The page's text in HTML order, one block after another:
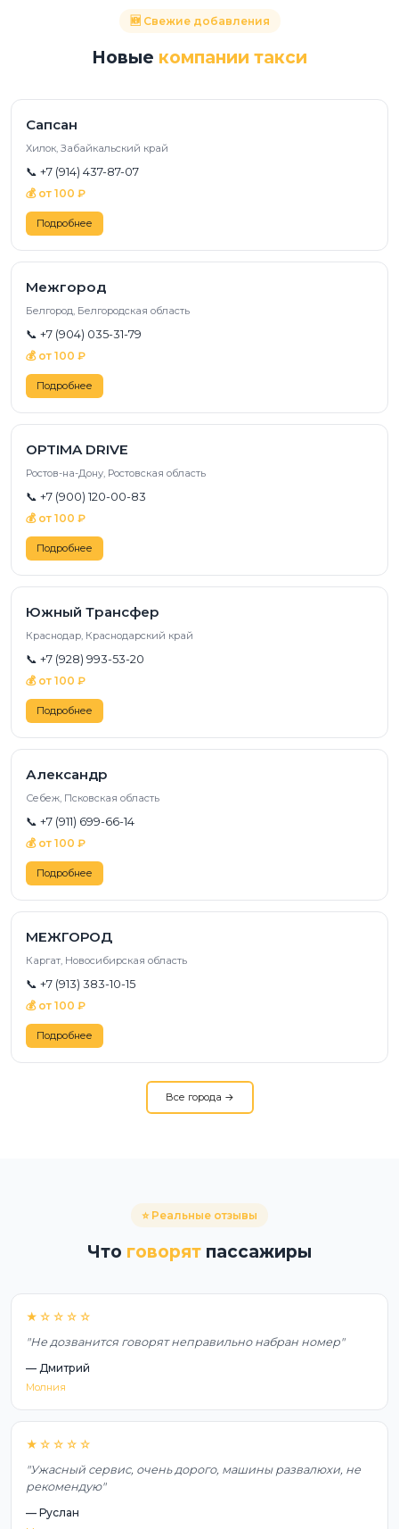
🆕 Свежие добавления
Новые компании такси
Сапсан
Хилок, Забайкальский край
📞 +7 (914) 437-87-07
💰 от 100 ₽
Подробнее
Межгород
Белгород, Белгородская область
📞 +7 (904) 035-31-79
💰 от 100 ₽
Подробнее
OPTIMA DRIVE
Ростов-на-Дону, Ростовская область
📞 +7 (900) 120-00-83
💰 от 100 ₽
Подробнее
Южный Трансфер
Краснодар, Краснодарский край
📞 +7 (928) 993-53-20
💰 от 100 ₽
Подробнее
Александр
Себеж, Псковская область
📞 +7 (911) 699-66-14
💰 от 100 ₽
Подробнее
МЕЖГОРОД
Каргат, Новосибирская область
📞 +7 (913) 383-10-15
💰 от 100 ₽
Подробнее
Все города →
⭐ Реальные отзывы
Что говорят пассажиры
★☆☆☆☆
"Не дозванится говорят неправильно набран номер"
— Дмитрий
Молния
★☆☆☆☆
"Ужасный сервис, очень дорого, машины развалюхи, не
рекомендую"
— Руслан